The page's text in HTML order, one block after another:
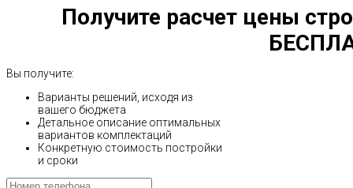
Получите расчет цены
Вы получите:
Варианты решений, исходя из
вашего бюджета
Детальное описание оптимальных
вариантов комплектаций
Конкретную стоимость постройки
и сроки